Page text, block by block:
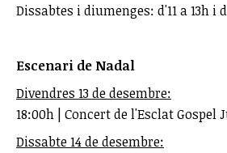
Dissabtes i diumenges: d'11 a 13h i
Escenari de Nadal
Divendres 13 de desembre:
18:00h | Concert de l'Esclat Gospel
Dissabte 14 de desembre: